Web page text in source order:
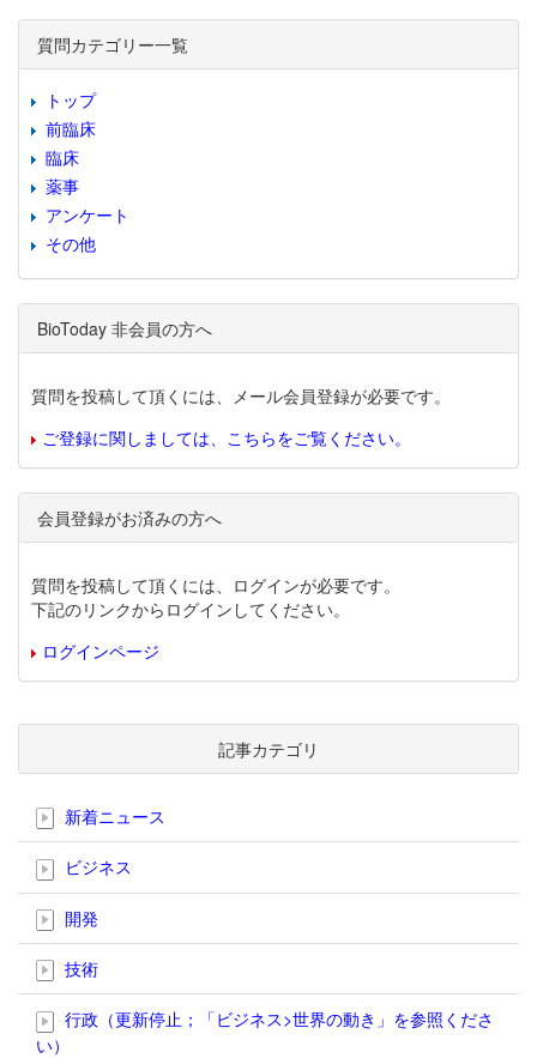
質問カテゴリー一覧
トップ
前臨床
臨床
薬事
アンケート
その他
BioToday 非会員の方へ
質問を投稿して頂くには、メール会員登録が必要です。
ご登録に関しましては、こちらをご覧ください。
会員登録がお済みの方へ
質問を投稿して頂くには、ログインが必要です。
下記のリンクからログインしてください。
ログインページ
記事カテゴリ
新着ニュース
ビジネス
開発
技術
行政（更新停止；「ビジネス>世界の動き」を参照くださ
い）